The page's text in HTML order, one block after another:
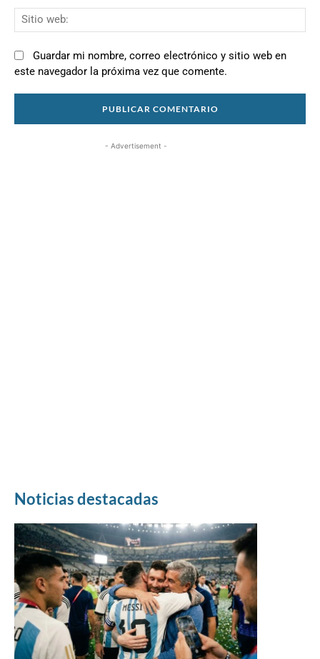
Guardar mi nombre, correo electrónico y sitio web en
este navegador la próxima vez que comente.
- Advertisement -
Noticias destacadas